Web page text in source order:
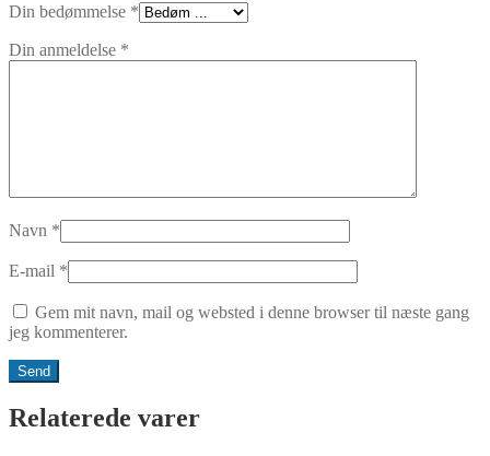
Din bedømmelse *
Din anmeldelse *
Navn *
E-mail *
Gem mit navn, mail og websted i denne browser til næste gang
jeg kommenterer.
Relaterede varer